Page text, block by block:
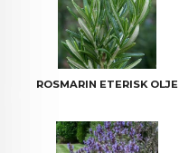
ROSMARIN ETERISK OLJE